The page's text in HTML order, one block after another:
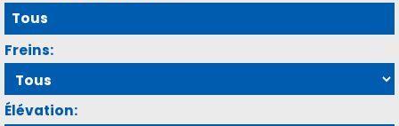
Freins:
Élévation: